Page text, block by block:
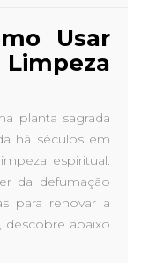
Usar
planta sagrada
há séculos em
espiritual.
da defumação
para renovar a
descobre abaixo